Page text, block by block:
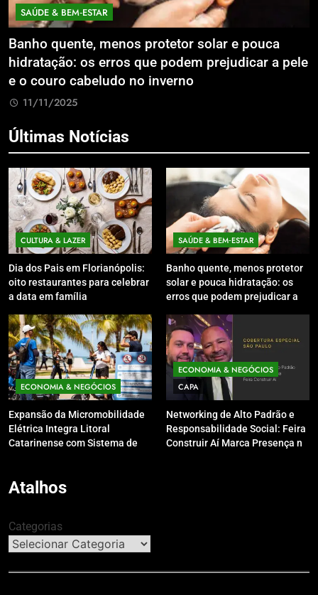
SAÚDE & BEM‑ESTAR
Banho quente, menos protetor solar e pouca
hidratação: os erros que podem prejudicar a pele
e o couro cabeludo no inverno
11/11/2025
Últimas Notícias
CULTURA & LAZER
Dia dos Pais em Florianópolis:
oito restaurantes para celebrar
a data em família
SAÚDE & BEM‑ESTAR
Banho quente, menos protetor
solar e pouca hidratação: os
erros que podem prejudicar a
inverno
ECONOMIA & NEGÓCIOS
Expansão da Micromobilidade
Elétrica Integra Litoral
Catarinense com Sistema de
ECONOMIA & NEGÓCIOS
CAPA
Networking de Alto Padrão e
Responsabilidade Social: Feira
Construir Aí Marca Presença no
Atalhos
Categorias